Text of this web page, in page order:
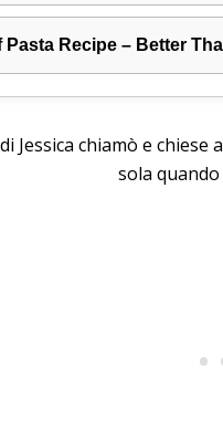
Pasta Recipe – Better
Jessica chiamò e
sola